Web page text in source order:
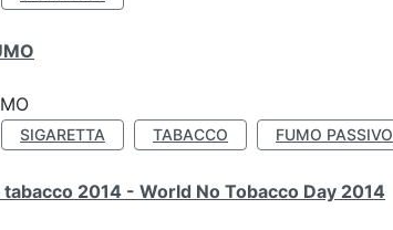
SIGARETTA TABACCO FUMO PASSIVO
2014 - World No Tobacco Day 2014